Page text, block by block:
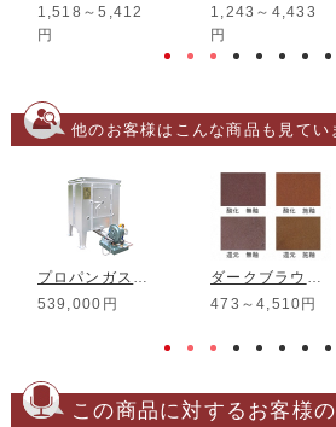
1,518～5,412
円
1,243～4,433
円
他のお客様はこんな商品も見てい
539,000円
473～4,510円
この商品に対するお客様